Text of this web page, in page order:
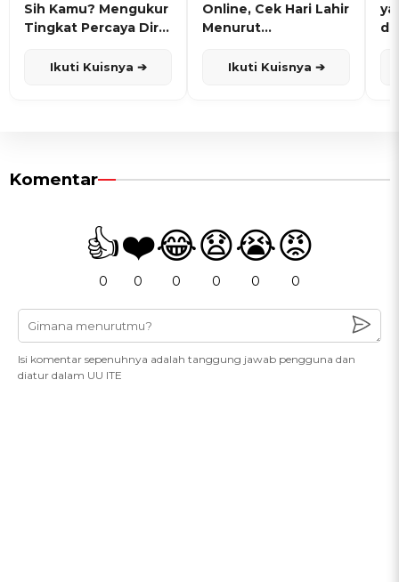
Sih Kamu? Mengukur
Tingkat Percaya Diri
Ikuti Kuisnya ➔
Online, Cek Hari Lahir
Menurut
Ikuti Kuisnya ➔
Komentar
👍
0
❤️
0
😂
0
😧
0
😭
0
😡
0
Isi komentar sepenuhnya adalah tanggung jawab pengguna dan
diatur dalam UU ITE